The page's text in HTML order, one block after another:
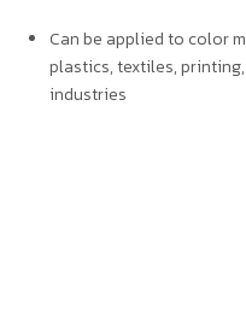
Can be applied to color
plastics, textiles,
industries